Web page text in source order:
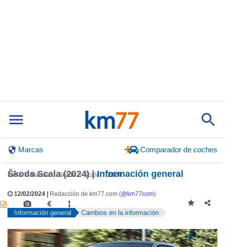
Marcas Comparador de coches
Inicio Marcas Skoda Scala 2024
Škoda Scala (2024) |Información general
12/02/2024 | Redacción de km77.com (@km77com)
Información general Cambios en la información